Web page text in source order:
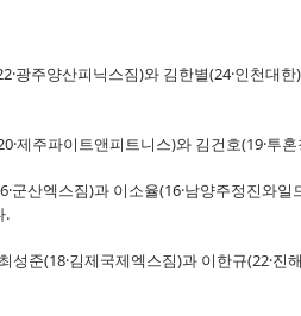
광주양산피닉스짐)와 김한별(24·인천
제주파이트앤피트니스)와 김건호(19·
군산엑스짐)과 이소율(16·남양주정진와
.
성준(18·김제국제엑스짐)과 이한규(22·